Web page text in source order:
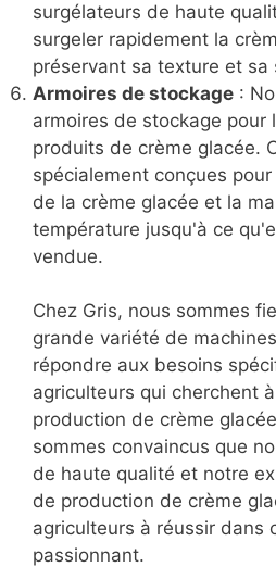
surgélateurs de haute
surgeler rapidement la
préservant sa texture et sa
Armoires de stockage :
armoires de stockage pour
produits de crème glacée.
spécialement conçues
de la crème glacée et la
température jusqu'à ce
vendue.
Chez Gris, nous sommes
grande variété de
répondre aux besoins
agriculteurs qui cherchent
production de crème
sommes convaincus que
de haute qualité et notre
de production de crème
agriculteurs à réussir dans
passionnant.